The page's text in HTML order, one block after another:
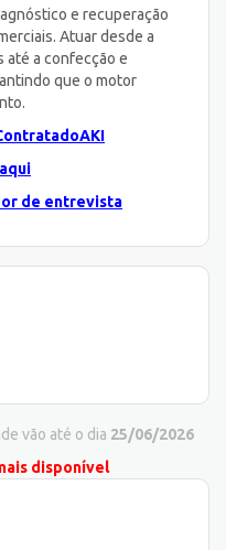
e recuperação
Atuar desde a
até a confecção e
que o motor
de entrevista
vão até o dia 25/06/2026
disponível